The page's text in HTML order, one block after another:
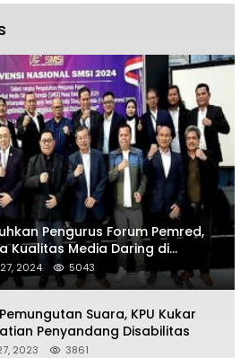
Pengurus Forum Pemred,
Kualitas Media Daring di
2024 5043
Suara, KPU Kukar
Penyandang Disabilitas
2023 3861